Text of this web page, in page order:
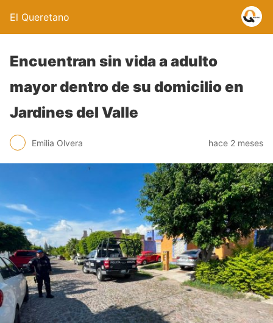
El Queretano
Encuentran sin vida a adulto
mayor dentro de su domicilio en
Jardines del Valle
Emilia Olvera hace 2 meses